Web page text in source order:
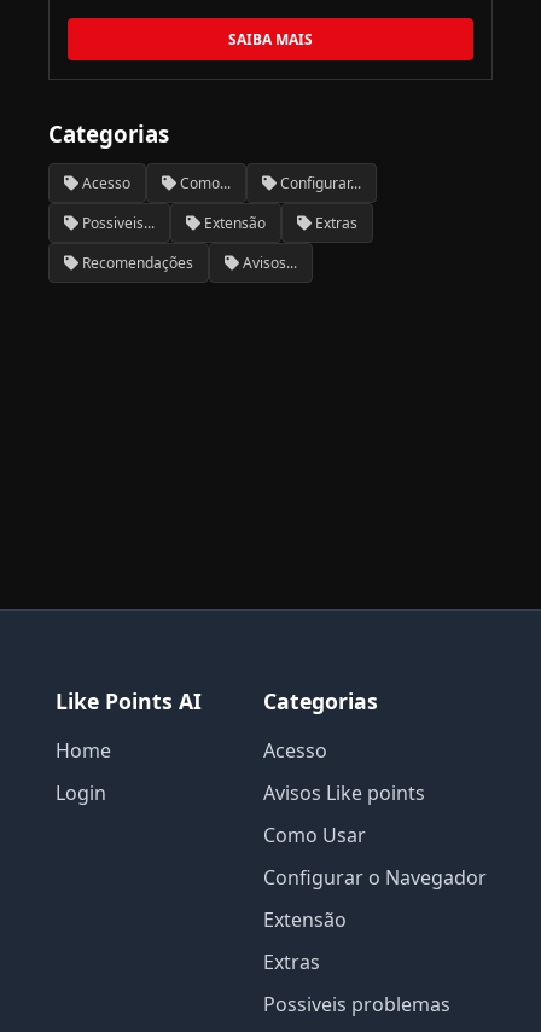
SAIBA MAIS
Categorias
Acesso Como...
Configurar...
Possiveis...
Extensão
Extras
Recomendações
Avisos...
Like Points AI
Home
Login
Categorias
Acesso
Avisos Like points
Como Usar
Configurar o Navegador
Extensão
Extras
Possiveis problemas